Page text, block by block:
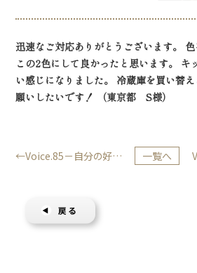
迅速なご対応ありがとうございます。
この2色にして良かったと思います。 キ
い感じになりました。 冷蔵庫を買い替
願いしたいです！ （東京都 S様）
Voice.85－自分の好き
一覧へ